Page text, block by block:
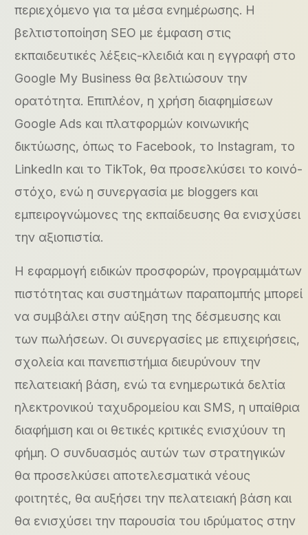
περιεχόμενο για τα μέσα ενημέρωσης. Η
βελτιστοποίηση SEO με έμφαση στις
εκπαιδευτικές λέξεις-κλειδιά και η εγγραφή στο
Google My Business θα βελτιώσουν την
ορατότητα. Επιπλέον, η χρήση διαφημίσεων
Google Ads και πλατφορμών κοινωνικής
δικτύωσης, όπως το Facebook, το Instagram, το
LinkedIn και το TikTok, θα προσελκύσει το κοινό-
στόχο, ενώ η συνεργασία με bloggers και
εμπειρογνώμονες της εκπαίδευσης θα ενισχύσει
την αξιοπιστία.
Η εφαρμογή ειδικών προσφορών, προγραμμάτων
πιστότητας και συστημάτων παραπομπής μπορεί
να συμβάλει στην αύξηση της δέσμευσης και
των πωλήσεων. Οι συνεργασίες με επιχειρήσεις,
σχολεία και πανεπιστήμια διευρύνουν την
πελατειακή βάση, ενώ τα ενημερωτικά δελτία
ηλεκτρονικού ταχυδρομείου και SMS, η υπαίθρια
διαφήμιση και οι θετικές κριτικές ενισχύουν τη
φήμη. Ο συνδυασμός αυτών των στρατηγικών
θα προσελκύσει αποτελεσματικά νέους
φοιτητές, θα αυξήσει την πελατειακή βάση και
θα ενισχύσει την παρουσία του ιδρύματος στην